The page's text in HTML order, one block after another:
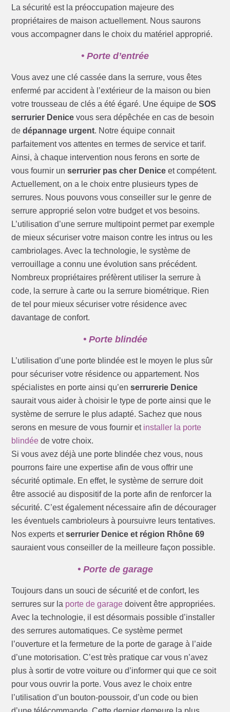
La sécurité est la préoccupation majeure des
propriétaires de maison actuellement. Nous saurons
vous accompagner dans le choix du matériel approprié.
• Porte d’entrée
Vous avez une clé cassée dans la serrure, vous êtes
enfermé par accident à l’extérieur de la maison ou bien
votre trousseau de clés a été égaré. Une équipe deSOS
serrurier Denice vous sera dépêchée en cas de besoin
dedépannage urgent. Notre équipe connait
parfaitement vos attentes en termes de service et tarif.
Ainsi, à chaque intervention nous ferons en sorte de
vous fournir unserrurier pas cher Denice et compétent.
Actuellement, on a le choix entre plusieurs types de
serrures. Nous pouvons vous conseiller sur le genre de
serrure approprié selon votre budget et vos besoins.
L’utilisation d’une serrure multipoint permet par exemple
de mieux sécuriser votre maison contre les intrus ou les
cambriolages. Avec la technologie, le système de
verrouillage a connu une évolution sans précédent.
Nombreux propriétaires préfèrent utiliser la serrure à
code, la serrure à carte ou la serrure biométrique. Rien
de tel pour mieux sécuriser votre résidence avec
davantage de confort.
• Porte blindée
L’utilisation d’une porte blindée est le moyen le plus sûr
pour sécuriser votre résidence ou appartement. Nos
spécialistes en porte ainsi qu’enserrurerie Denice
saurait vous aider à choisir le type de porte ainsi que le
système de serrure le plus adapté. Sachez que nous
serons en mesure de vous fournir et installer la porte
blindée de votre choix.
Si vous avez déjà une porte blindée chez vous, nous
pourrons faire une expertise afin de vous offrir une
sécurité optimale. En effet, le système de serrure doit
être associé au dispositif de la porte afin de renforcer la
sécurité. C’est également nécessaire afin de décourager
les éventuels cambrioleurs à poursuivre leurs tentatives.
Nos experts etserrurier Denice et région Rhône 69
sauraient vous conseiller de la meilleure façon possible.
• Porte de garage
Toujours dans un souci de sécurité et de confort, les
serrures sur la porte de garage doivent être appropriées.
Avec la technologie, il est désormais possible d’installer
des serrures automatiques. Ce système permet
l’ouverture et la fermeture de la porte de garage à l’aide
d’une motorisation. C’est très pratique car vous n’avez
plus à sortir de votre voiture ou d’informer qui que ce soit
pour vous ouvrir la porte. Vous avez le choix entre
l’utilisation d’un bouton-poussoir, d’un code ou bien